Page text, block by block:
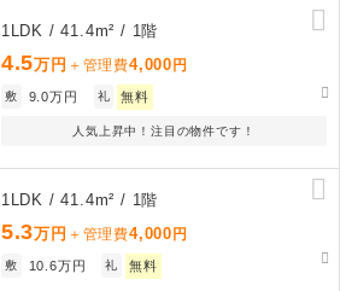
1LDK / 41.4m² / 1階
4.5万円 ＋管理費4,000 円
敷 9.0万円 礼 無料
人気上昇中！注目の物件です！
1LDK / 41.4m² / 1階
5.3万円 ＋管理費4,000 円
敷 10.6万円 礼 無料